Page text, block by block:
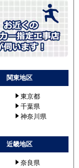
関東地区
東京都
千葉県
神奈川県
近畿地区
奈良県